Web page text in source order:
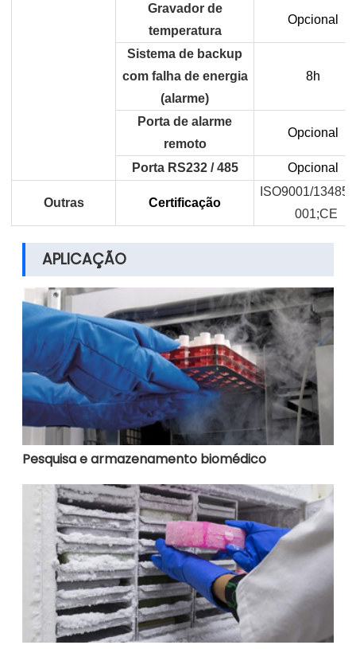
Gravador de
temperatura
Opcional
Sistema de backup
com falha de energia
(alarme)
8h
Porta de alarme
remoto
Opcional
Porta RS232 / 485 Opcional
Outras Certificação
ISO9001/13485/
001;CE
APLICAÇÃO
Pesquisa e armazenamento biomédico